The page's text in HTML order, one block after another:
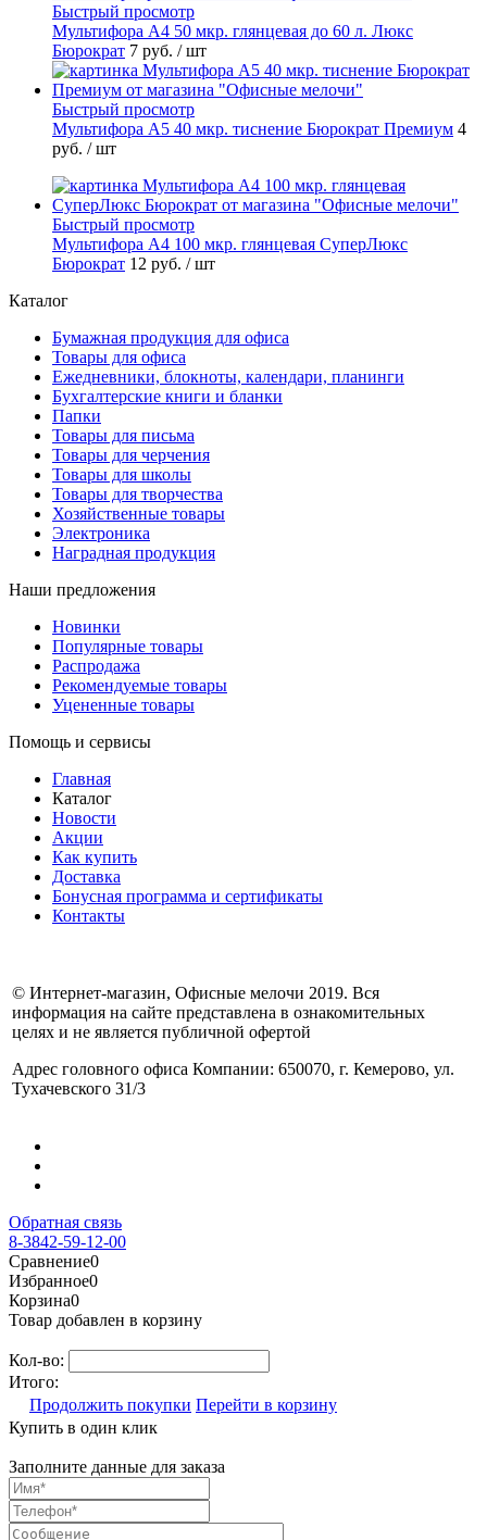
Быстрый просмотр
Мультифора А4 50 мкр. глянцевая до 60 л. Люкс
Бюрократ 7 руб. / шт
Быстрый просмотр
Мультифора А5 40 мкр. тиснение Бюрократ Премиум 4
руб. / шт
Быстрый просмотр
Мультифора А4 100 мкр. глянцевая СуперЛюкс
Бюрократ 12 руб. / шт
Каталог
Бумажная продукция для офиса
Товары для офиса
Ежедневники, блокноты, календари, планинги
Бухгалтерские книги и бланки
Папки
Товары для письма
Товары для черчения
Товары для школы
Товары для творчества
Хозяйственные товары
Электроника
Наградная продукция
Наши предложения
Новинки
Популярные товары
Распродажа
Рекомендуемые товары
Уцененные товары
Помощь и сервисы
Главная
Каталог
Новости
Акции
Как купить
Доставка
Бонусная программа и сертификаты
Контакты
© Интернет-магазин, Офисные мелочи 2019. Вся
информация на сайте представлена в ознакомительных
целях и не является публичной офертой
Адрес головного офиса Компании: 650070, г. Кемерово, ул.
Тухачевского 31/3
Обратная связь
8-3842-59-12-00
Сравнение0
Избранное0
Корзина0
Товар добавлен в корзину
Кол-во:
Итого:
Продолжить покупки Перейти в корзину
Купить в один клик
Заполните данные для заказа